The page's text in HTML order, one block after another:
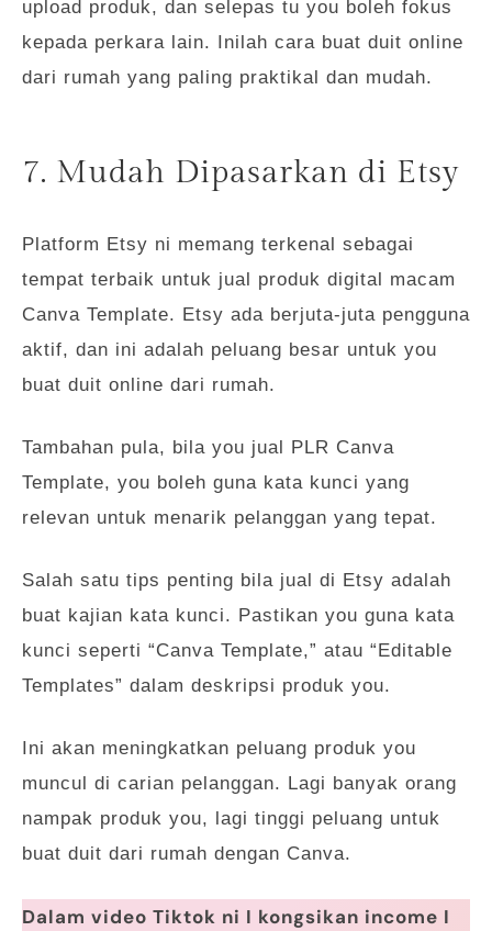
upload produk, dan selepas tu you boleh fokus
kepada perkara lain. Inilah cara buat duit online
dari rumah yang paling praktikal dan mudah.
7. Mudah Dipasarkan di Etsy
Platform Etsy ni memang terkenal sebagai
tempat terbaik untuk jual produk digital macam
Canva Template. Etsy ada berjuta-juta pengguna
aktif, dan ini adalah peluang besar untuk you
buat duit online dari rumah.
Tambahan pula, bila you jual PLR Canva
Template, you boleh guna kata kunci yang
relevan untuk menarik pelanggan yang tepat.
Salah satu tips penting bila jual di Etsy adalah
buat kajian kata kunci. Pastikan you guna kata
kunci seperti “Canva Template,” atau “Editable
Templates” dalam deskripsi produk you.
Ini akan meningkatkan peluang produk you
muncul di carian pelanggan. Lagi banyak orang
nampak produk you, lagi tinggi peluang untuk
buat duit dari rumah dengan Canva.
Dalam video Tiktok ni I kongsikan income I